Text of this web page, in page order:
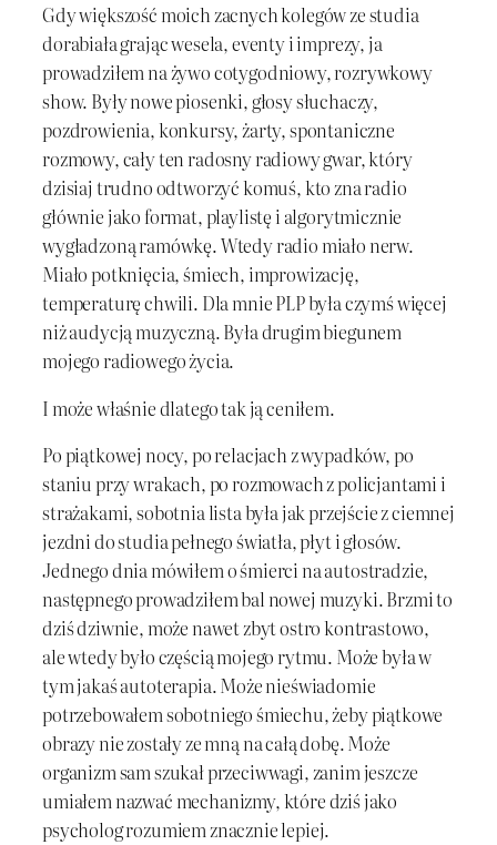
Gdy większość moich zacnych kolegów ze studia
dorabiała grając wesela, eventy i imprezy, ja
prowadziłem na żywo cotygodniowy, rozrywkowy
show. Były nowe piosenki, głosy słuchaczy,
pozdrowienia, konkursy, żarty, spontaniczne
rozmowy, cały ten radosny radiowy gwar, który
dzisiaj trudno odtworzyć komuś, kto zna radio
głównie jako format, playlistę i algorytmicznie
wygładzoną ramówkę. Wtedy radio miało nerw.
Miało potknięcia, śmiech, improwizację,
temperaturę chwili. Dla mnie PLP była czymś więcej
niż audycją muzyczną. Była drugim biegunem
mojego radiowego życia.
I może właśnie dlatego tak ją ceniłem.
Po piątkowej nocy, po relacjach z wypadków, po
staniu przy wrakach, po rozmowach z policjantami i
strażakami, sobotnia lista była jak przejście z ciemnej
jezdni do studia pełnego światła, płyt i głosów.
Jednego dnia mówiłem o śmierci na autostradzie,
następnego prowadziłem bal nowej muzyki. Brzmi to
dziś dziwnie, może nawet zbyt ostro kontrastowo,
ale wtedy było częścią mojego rytmu. Może była w
tym jakaś autoterapia. Może nieświadomie
potrzebowałem sobotniego śmiechu, żeby piątkowe
obrazy nie zostały ze mną na całą dobę. Może
organizm sam szukał przeciwwagi, zanim jeszcze
umiałem nazwać mechanizmy, które dziś jako
psycholog rozumiem znacznie lepiej.